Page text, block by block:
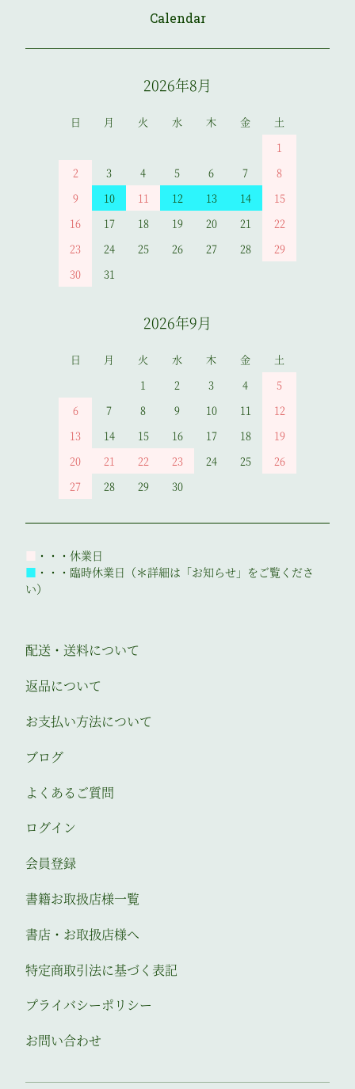
Calendar
2026年8月
日 月 火 水 木 金
土
1
2
3 4 5 6 7
8
9
10 11 12 13 14
15
16
17 18 19 20 21
22
23
24 25 26 27 28
29
30
31
2026年9月
日 月 火 水 木 金
土
1
2 3 4
5
6
7 8 9 10 11
12
13
14 15 16 17 18
19
20
21 22 23 24 25
26
27
28 29 30
■ ・・・休業日
■ ・・・臨時休業日（＊詳細は「お知らせ」をご覧くださ
い）
配送・送料について
返品について
お支払い方法について
ブログ
よくあるご質問
ログイン
会員登録
書籍お取扱店様一覧
書店・お取扱店様へ
特定商取引法に基づく表記
プライバシーポリシー
お問い合わせ